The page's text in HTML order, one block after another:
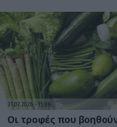
31.07.2026 15:06
Οι τροφές που